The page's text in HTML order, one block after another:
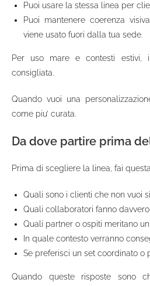
Puoi usare la stessa linea per
Puoi mantenere coerenza
viene usato fuori dalla tua sede.
Per uso mare e contesti estivi,
consigliata.
Quando vuoi una
come piu’ curata.
Da dove partire prima
Prima di scegliere la linea, fai
Quali sono i clienti che non vuoi
Quali collaboratori fanno
Quali partner o ospiti meritano un
In quale contesto verranno
Se preferisci un set coordinato o
Quando queste risposte sono